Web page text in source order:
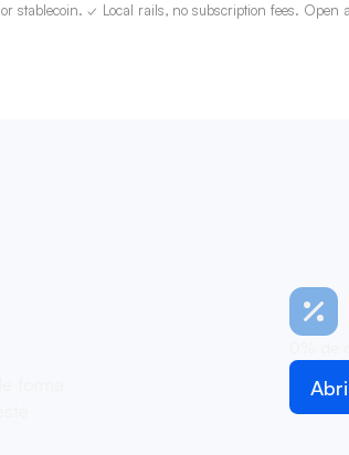
or stablecoin. ✓ Local rails, no subscription fees. Open